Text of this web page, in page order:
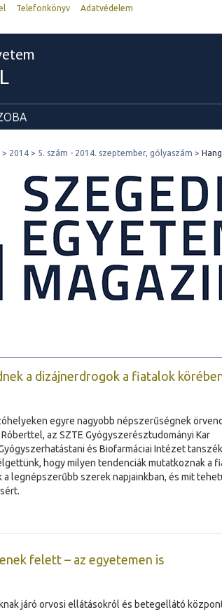
Telefonkönyv
Adatvédelem
2014 5. szám - 2014. szeptember, gólyaszám
a dizájnerdrogok a fiatalok
egyre nagyobb népszerűségnek
az SZTE Gyógyszerésztudományi Kar
és Biofarmáciai Intézet
hogy milyen tendenciák mutatkoznak a
a legnépszerűbb szerek napjainkban, és mit
felett – az egyetemen is
járó orvosi ellátásokról és betegellátó